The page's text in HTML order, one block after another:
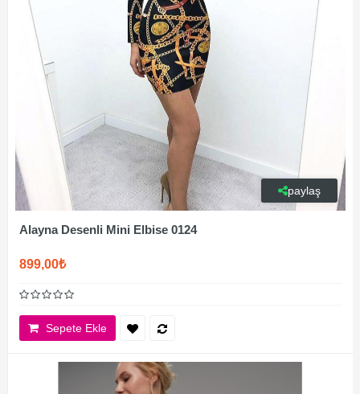
paylaş
Alayna Desenli Mini Elbise 0124
899,00₺
Sepete Ekle